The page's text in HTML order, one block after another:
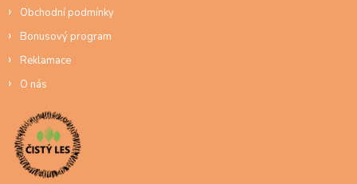
Obchodní podmínky
Bonusový program
Reklamace
O nás